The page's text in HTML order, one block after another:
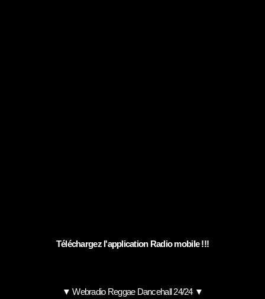
Téléchargez l'application Radio mobile !!!
▼ Webradio Reggae Dancehall 24/24 ▼